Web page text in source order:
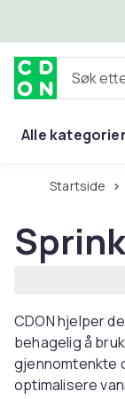
Søk
Alle kategorier
Startside
CDON hjelper
behagelig å
gjennomtenkte
optimalisere